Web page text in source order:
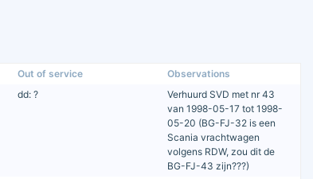
Out of service
Observations
dd: ?
Verhuurd SVD met nr 43
van 1998-05-17 tot 1998-
05-20 (BG-FJ-32 is een
Scania vrachtwagen
volgens RDW, zou dit de
BG-FJ-43 zijn???)